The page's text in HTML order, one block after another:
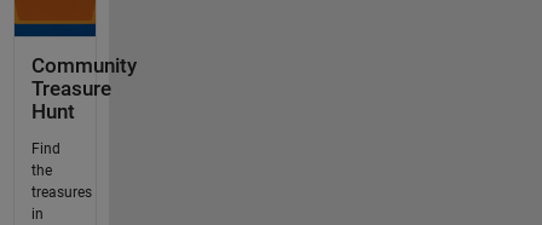
Community
Treasure
Hunt
Find
the
treasures
in